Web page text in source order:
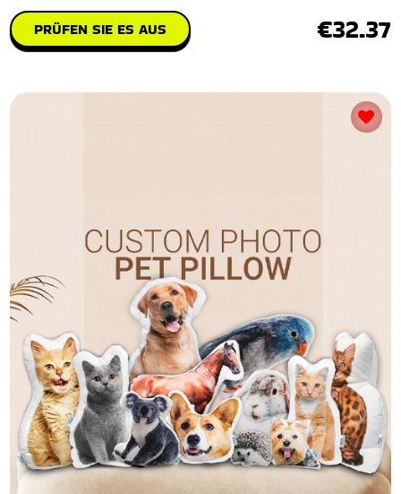
PRÜFEN SIE ES AUS €32.37